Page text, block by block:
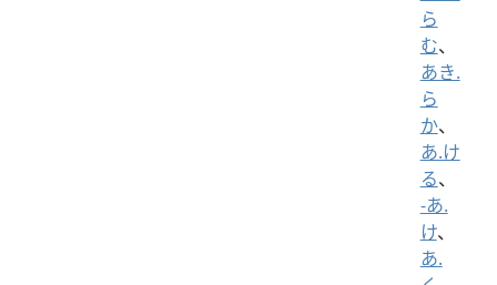
ら
む、
あき.
ら
か、
あ.け
る、
-あ.
け、
あ.